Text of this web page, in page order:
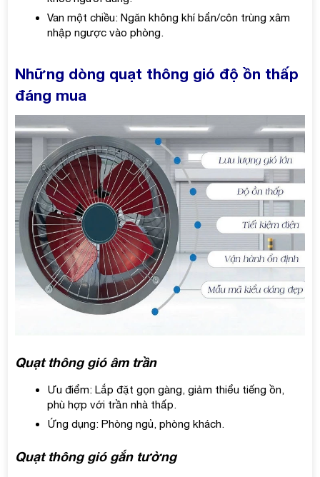
Van một chiều: Ngăn không khí bẩn/côn trùng xâm
nhập ngược vào phòng.
Những dòng quạt thông gió độ ồn thấp
đáng mua
Quạt thông gió âm trần
Ưu điểm: Lắp đặt gọn gàng, giảm thiểu tiếng ồn,
phù hợp với trần nhà thấp.
Ứng dụng: Phòng ngủ, phòng khách.
Quạt thông gió gắn tường